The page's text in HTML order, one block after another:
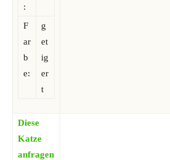
:
F
ar
b
e:
g
et
ig
er
t
Diese
Katze
anfragen